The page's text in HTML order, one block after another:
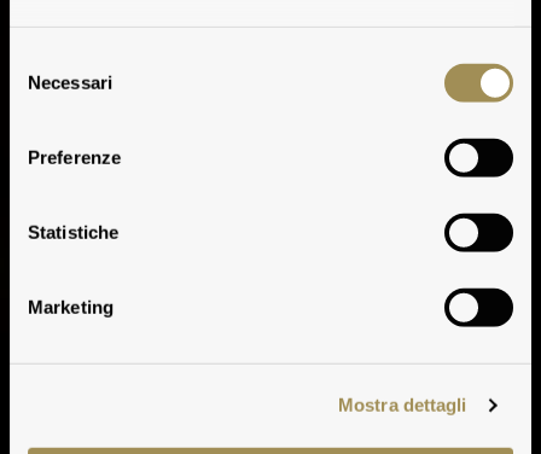
delNecessari
Preferenze
Statistiche
Marketing
Mostra dettagli